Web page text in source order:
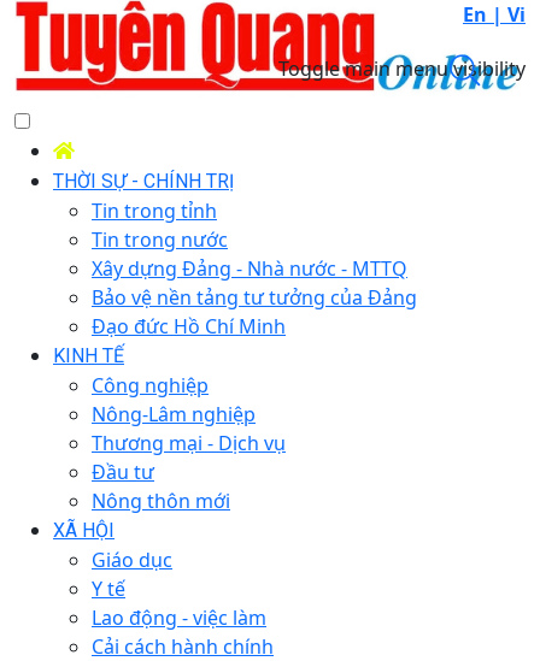
En | Vi
Toggle main menu visibility
THỜI SỰ - CHÍNH TRỊ
Tin trong tỉnh
Tin trong nước
Xây dựng Đảng - Nhà nước - MTTQ
Bảo vệ nền tảng tư tưởng của Đảng
Đạo đức Hồ Chí Minh
KINH TẾ
Công nghiệp
Nông-Lâm nghiệp
Thương mại - Dịch vụ
Đầu tư
Nông thôn mới
XÃ HỘI
Giáo dục
Y tế
Lao động - việc làm
Cải cách hành chính